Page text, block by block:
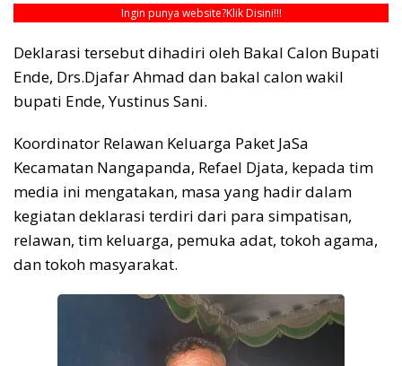
Ingin punya website?Klik Disini!!!
Deklarasi tersebut dihadiri oleh Bakal Calon Bupati
Ende, Drs.Djafar Ahmad dan bakal calon wakil
bupati Ende, Yustinus Sani.
Koordinator Relawan Keluarga Paket JaSa
Kecamatan Nangapanda, Refael Djata, kepada tim
media ini mengatakan, masa yang hadir dalam
kegiatan deklarasi terdiri dari para simpatisan,
relawan, tim keluarga, pemuka adat, tokoh agama,
dan tokoh masyarakat.